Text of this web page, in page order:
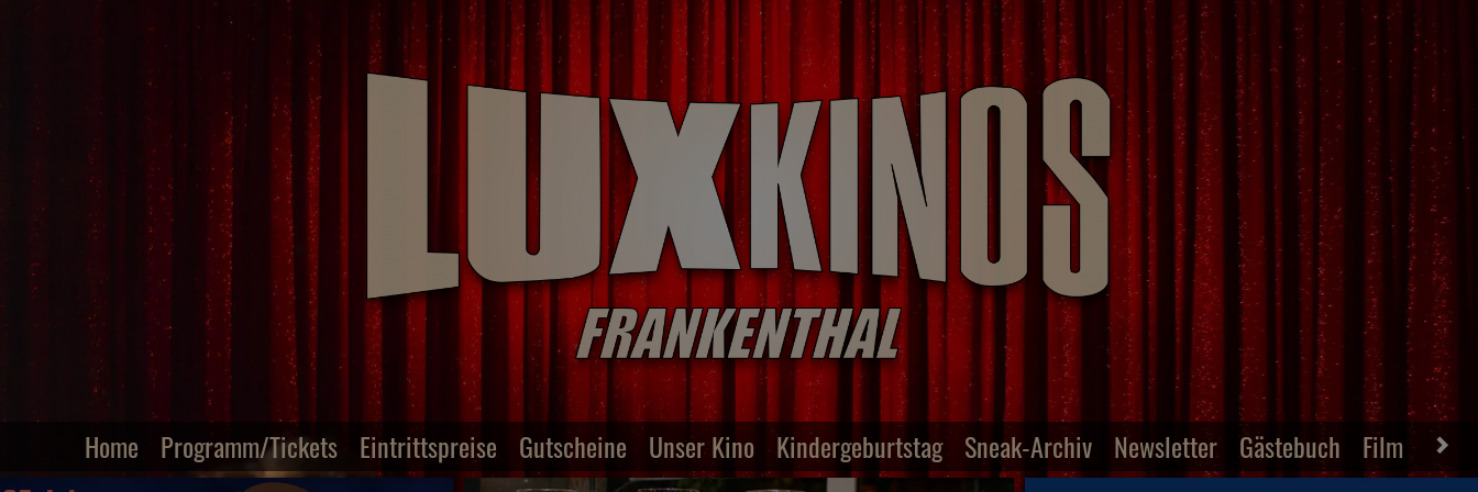
Home Programm/Tickets Eintrittspreise Gutscheine Unser Kino Kindergeburtstag Sneak-Archiv Newsletter Gästebuch Film-Archiv